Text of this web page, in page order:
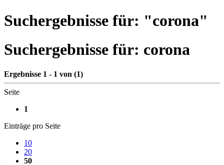
Suchergebnisse für: "corona"
Suchergebnisse für: corona
Ergebnisse 1 - 1 von (1)
Seite
1
Einträge pro Seite
10
20
50